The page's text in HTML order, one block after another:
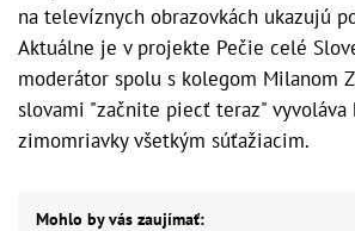
na televíznych obrazovkách ukazujú
Aktuálne je v projekte Pečie celé
moderátor spolu s kolegom Milanom
slovami "začnite piecť teraz" vyvoláva
zimomriavky všetkým súťažiacim.
Mohlo by vás zaujímať: